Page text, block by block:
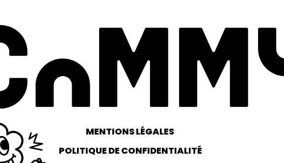
MENTIONS LÉGALES
POLITIQUE DE CONFIDENTIALITÉ